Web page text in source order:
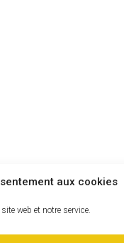
aux cookies
web et notre service.